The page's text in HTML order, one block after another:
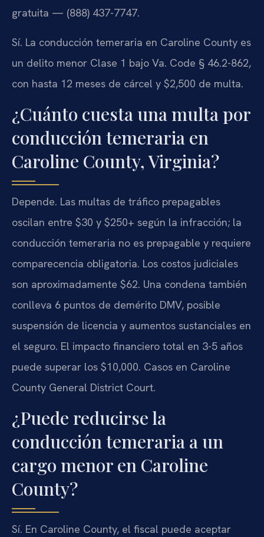
gratuita — (888) 437-7747.
Sí. La conducción temeraria en Caroline County es
un delito menor Clase 1 bajo Va. Code § 46.2-862,
con hasta 12 meses de cárcel y $2,500 de multa.
¿Cuánto cuesta una multa por
conducción temeraria en
Caroline County, Virginia?
Depende. Las multas de tráfico prepagables
oscilan entre $30 y $250+ según la infracción; la
conducción temeraria no es prepagable y requiere
comparecencia obligatoria. Los costos judiciales
son aproximadamente $62. Una condena también
conlleva 6 puntos de demérito DMV, posible
suspensión de licencia y aumentos sustanciales en
el seguro. El impacto financiero total en 3-5 años
puede superar los $10,000. Casos en Caroline
County General District Court.
¿Puede reducirse la
conducción temeraria a un
cargo menor en Caroline
County?
Sí. En Caroline County, el fiscal puede aceptar